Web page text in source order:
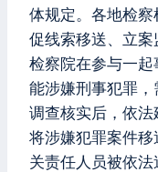
体规定。各地检
促线索移送、立
检察院在参与一
能涉嫌刑事犯罪，
调查核实后，依
将涉嫌犯罪案件
关责任人员被依法